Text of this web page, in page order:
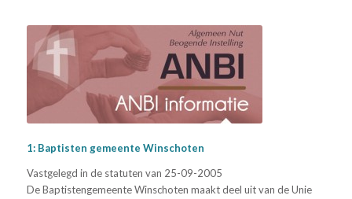
1: Baptisten gemeente Winschoten
Vastgelegd in de statuten van 25-09-2005
De Baptistengemeente Winschoten maakt deel uit van de Unie